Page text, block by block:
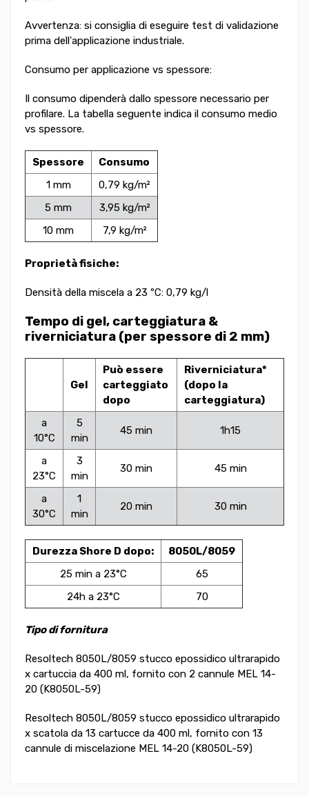
Avvertenza: si consiglia di eseguire test di validazione
prima dell'applicazione industriale.
Consumo per applicazione vs spessore:
Il consumo dipenderà dallo spessore necessario per
profilare. La tabella seguente indica il consumo medio
vs spessore.
Spessore
Consumo
1 mm
0,79 kg/m²
5 mm
3,95 kg/m²
10 mm
7,9 kg/m²
Proprietà fisiche:
Densità della miscela a 23 ºC: 0,79 kg/l
Tempo di gel, carteggiatura &
riverniciatura (per spessore di 2 mm)
Gel
Può essere
carteggiato
dopo
Riverniciatura*
(dopo la
carteggiatura)
a
10°C
5
min
45 min 1h15
a
23°C
3
min
30 min 45 min
a
30°C
1
min
20 min 30 min
Durezza Shore D dopo:
8050L/8059
25 min a 23°C
65
24h a 23°C
70
Tipo di fornitura
Resoltech 8050L/8059 stucco epossidico ultrarapido
x cartuccia da 400 ml, fornito con 2 cannule MEL 14-
20 (K8050L-59)
Resoltech 8050L/8059 stucco epossidico ultrarapido
x scatola da 13 cartucce da 400 ml, fornito con 13
cannule di miscelazione MEL 14-20 (K8050L-59)